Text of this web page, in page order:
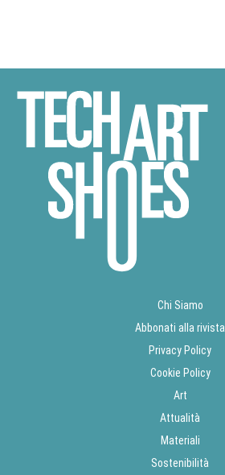
Chi Siamo
Abbonati alla rivista
Privacy Policy
Cookie Policy
Art
Attualità
Materiali
Sostenibilità